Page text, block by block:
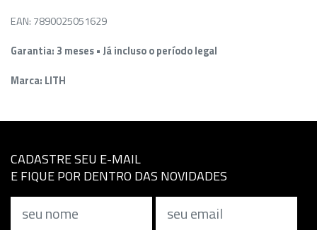
EAN: 7890025051629
Garantia: 3 meses • Já incluso o período legal
Marca: LITH
CADASTRE SEU E-MAIL
E FIQUE POR DENTRO DAS NOVIDADES